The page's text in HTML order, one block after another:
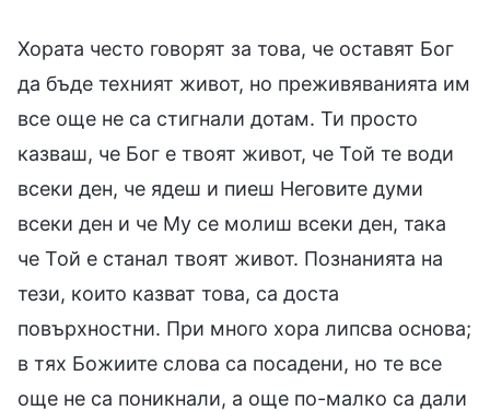
Хората често говорят за това, че оставят Бог
да бъде техният живот, но преживяванията им
все още не са стигнали дотам. Ти просто
казваш, че Бог е твоят живот, че Той те води
всеки ден, че ядеш и пиеш Неговите думи
всеки ден и че Му се молиш всеки ден, така
че Той е станал твоят живот. Познанията на
тези, които казват това, са доста
повърхностни. При много хора липсва основа;
в тях Божиите слова са посадени, но те все
още не са поникнали, а още по-малко са дали